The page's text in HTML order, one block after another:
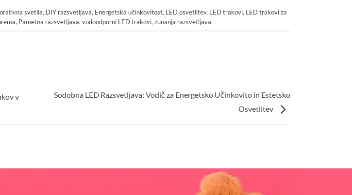
svetila, DIY razsvetljava, Energetska učinkovitost, LED osvetlitev, LED trakovi, LED trakovi za
, Pametna razsvetljava,vodoodporni LED trakovi,zunanja razsvetljava.
v
Sodobna LED Razsvetljava: Vodič za Energetsko Učinkovito in Estetsko
Osvetlitev